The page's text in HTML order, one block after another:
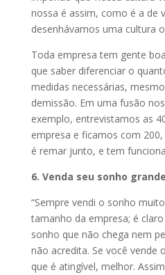
nossa é assim, como é a de
desenhávamos uma cultura
Toda empresa tem gente
que saber diferenciar o
medidas necessárias,
demissão. Em uma fusão
exemplo, entrevistamos as
empresa e ficamos com
é remar junto, e tem
6. Venda seu sonho grande
“Sempre vendi o sonho
tamanho da empresa; é
sonho que não chega nem
não acredita. Se você vende
que é atingível, melhor.